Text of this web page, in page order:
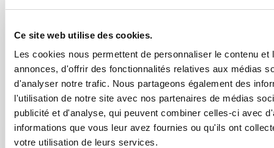
Ce site web utilise des cookies.
Les cookies nous permettent de personnaliser le contenu et
annonces, d'offrir des fonctionnalités relatives aux médias
d'analyser notre trafic. Nous partageons également des
l'utilisation de notre site avec nos partenaires de médias
publicité et d'analyse, qui peuvent combiner celles-ci avec
informations que vous leur avez fournies ou qu'ils ont
votre utilisation de leurs services.
Bâtiments Pour Vaches Laitières
Chacun de nos bâtiments est réalisé sur mesure et
étudié avec soin. Confiez-nous vos idées, vos projets
pour concevoir l'étable de vos bovins.